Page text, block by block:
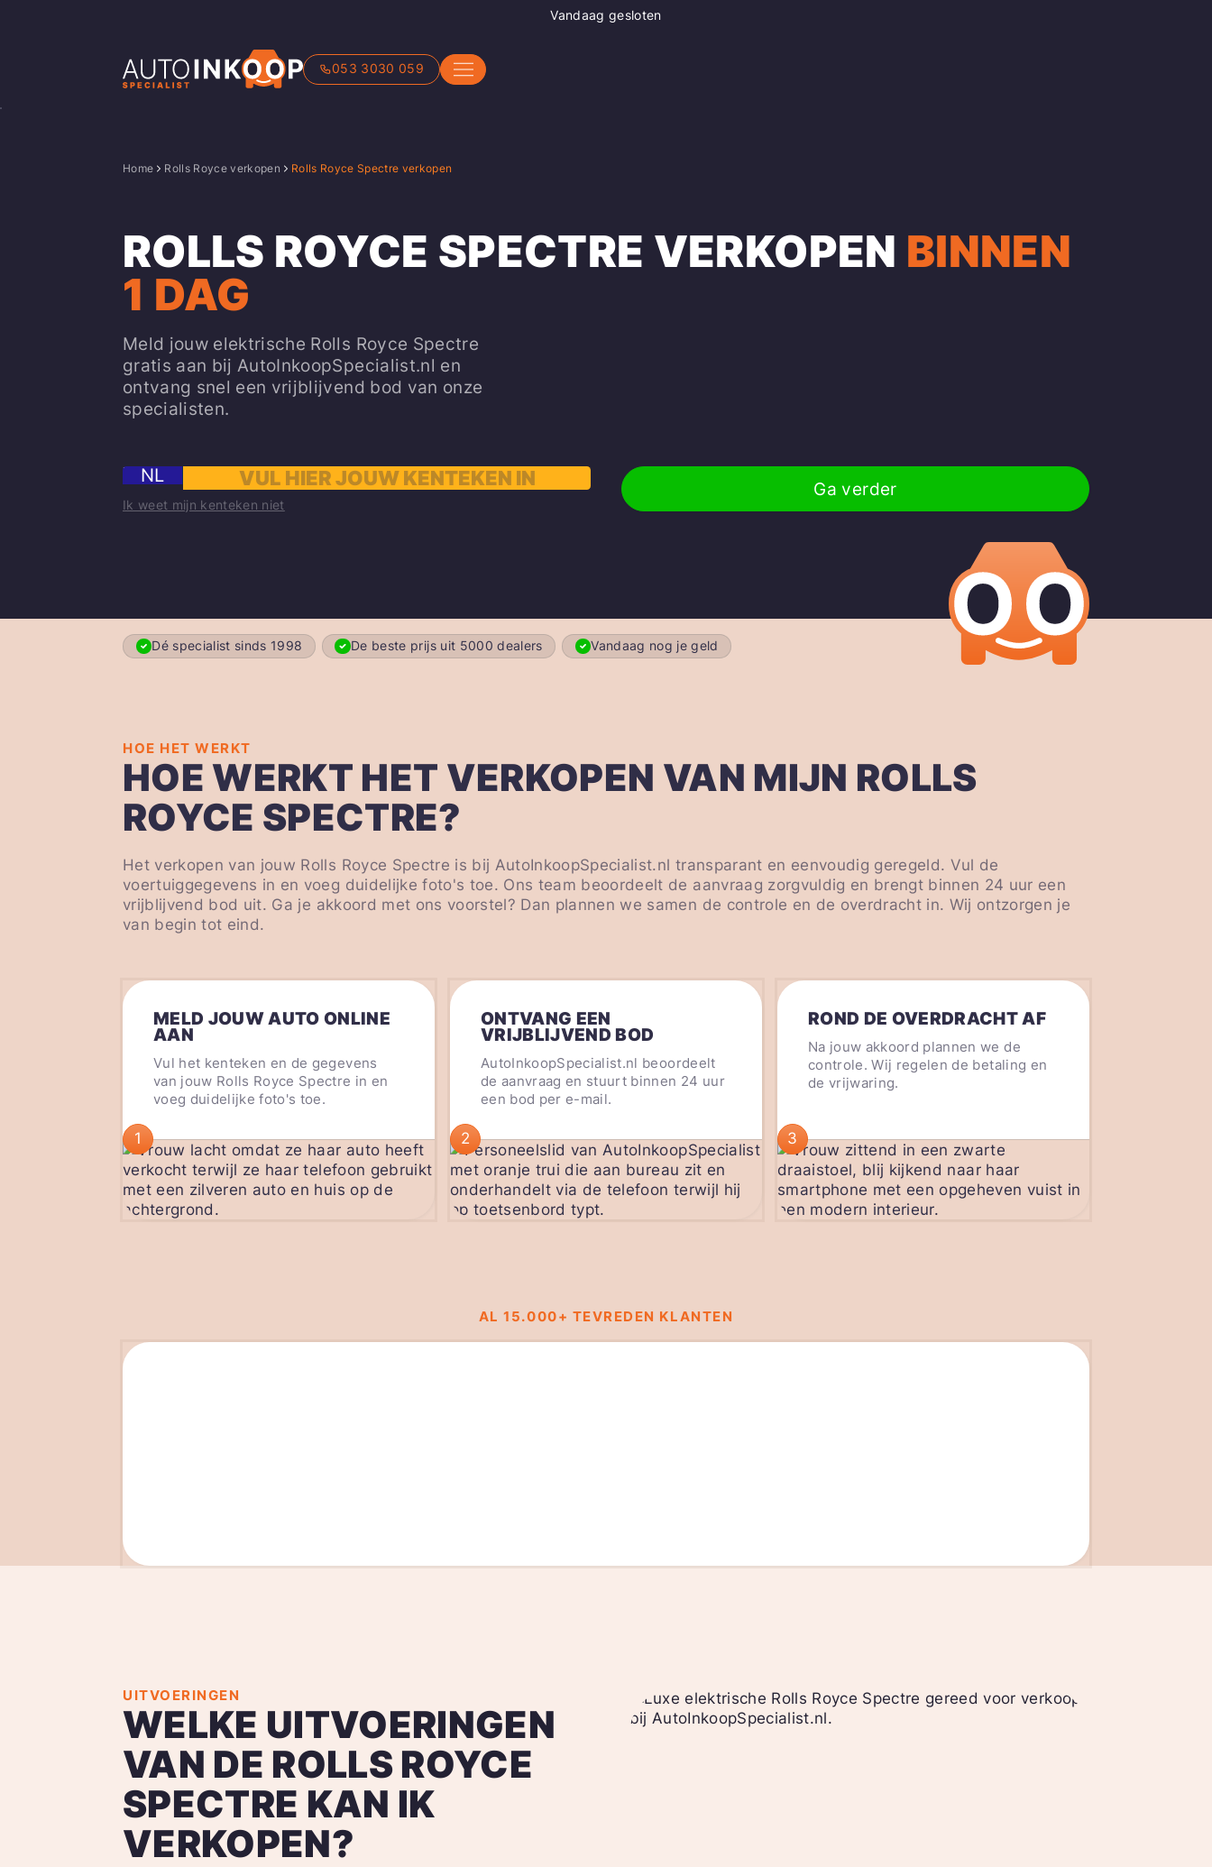
053 3030 059
Vandaag gesloten
Home Rolls Royce verkopen Rolls Royce Spectre verkopen
ROLLS ROYCE SPECTRE VERKOPEN BINNEN
1 DAG
Meld jouw elektrische Rolls Royce Spectre
gratis aan bij AutoInkoopSpecialist.nl en
ontvang snel een vrijblijvend bod van onze
specialisten.
NL
Ik weet mijn kenteken niet
Ga verder
Dé specialist sinds 1998 De beste prijs uit 5000 dealers Vandaag nog je geld
HOE HET WERKT
HOE WERKT HET VERKOPEN VAN MIJN ROLLS
ROYCE SPECTRE?
Het verkopen van jouw Rolls Royce Spectre is bij AutoInkoopSpecialist.nl transparant en eenvoudig geregeld. Vul de
voertuiggegevens in en voeg duidelijke foto's toe. Ons team beoordeelt de aanvraag zorgvuldig en brengt binnen 24 uur een
vrijblijvend bod uit. Ga je akkoord met ons voorstel? Dan plannen we samen de controle en de overdracht in. Wij ontzorgen je
van begin tot eind.
MELD JOUW AUTO ONLINE
AAN
Vul het kenteken en de gegevens
van jouw Rolls Royce Spectre in en
voeg duidelijke foto's toe.
1
ONTVANG EEN
VRIJBLIJVEND BOD
AutoInkoopSpecialist.nl beoordeelt
de aanvraag en stuurt binnen 24 uur
een bod per e-mail.
2
ROND DE OVERDRACHT AF
Na jouw akkoord plannen we de
controle. Wij regelen de betaling en
de vrijwaring.
3
AL 15.000+ TEVREDEN KLANTEN
UITVOERINGEN
WELKE UITVOERINGEN
VAN DE ROLLS ROYCE
SPECTRE KAN IK
VERKOPEN?